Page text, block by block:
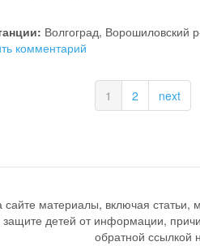
Волгоград, Ворошиловский
комментарий
1 2 next
материалы, включая статьи,
детей от информации,
обратной ссылкой